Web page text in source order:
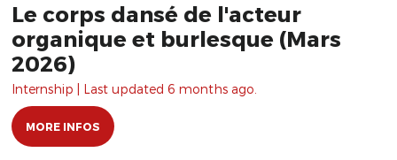
Le corps dansé de l'acteur
organique et burlesque (Mars
2026)
Internship | Last updated 6 months ago.
MORE INFOS